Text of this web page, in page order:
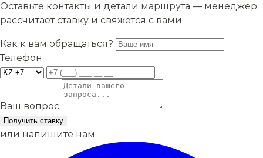
Оставьте контакты и детали маршрута — менеджер
рассчитает ставку и свяжется с вами.
Как к вам обращаться?
Телефон
Ваш вопрос
Получить ставку
или напишите нам